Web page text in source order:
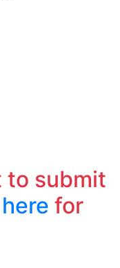
to submit
for